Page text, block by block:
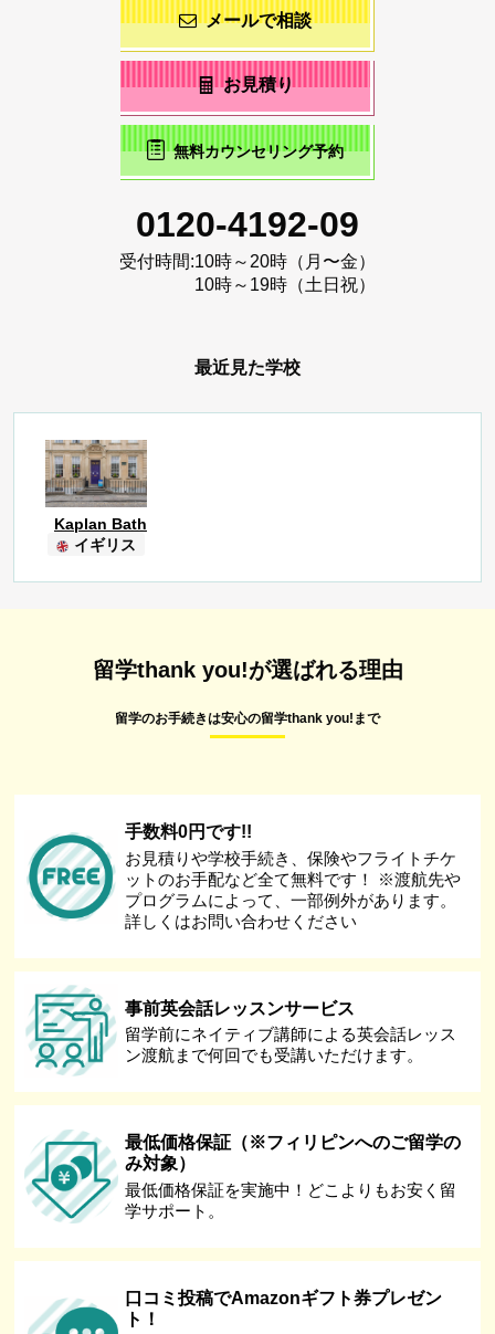
メールで相談
お見積り
無料カウンセリング予約
0120-4192-09
受付時間:10時～20時（月〜金）
10時～19時（土日祝）
最近見た学校
Kaplan Bath
イギリス
留学thank you!が選ばれる理由
留学のお手続きは安心の留学thank you!まで
手数料0円です!!
お見積りや学校手続き、保険やフライトチケ
ットのお手配など全て無料です！ ※渡航先や
プログラムによって、一部例外があります。
詳しくはお問い合わせください
事前英会話レッスンサービス
留学前にネイティブ講師による英会話レッス
ン渡航まで何回でも受講いただけます。
最低価格保証（※フィリピンへのご留学の
み対象）
最低価格保証を実施中！どこよりもお安く留
学サポート。
口コミ投稿でAmazonギフト券プレゼン
ト！